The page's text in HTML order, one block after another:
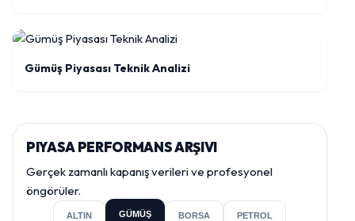
Gümüş Piyasası Teknik Analizi
PIYASA PERFORMANS ARŞIVI
Gerçek zamanlı kapanış verileri ve profesyonel
öngörüler.
ALTIN GÜMÜŞ BORSA PETROL